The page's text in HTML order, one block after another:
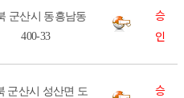
군산시 동흥남동
400-33
승
인
군산시 성산면 도
승